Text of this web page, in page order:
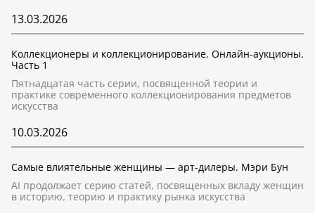
13.03.2026
Коллекционеры и коллекционирование. Онлайн-аукционы.
Часть 1
Пятнадцатая часть серии, посвященной теории и
практике современного коллекционирования предметов
искусства
10.03.2026
Самые влиятельные женщины — арт-дилеры. Мэри Бун
AI продолжает серию статей, посвященных вкладу женщин
в историю, теорию и практику рынка искусства